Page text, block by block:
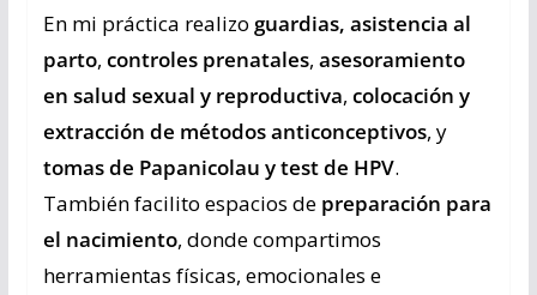
En mi práctica realizo guardias, asistencia al
parto, controles prenatales, asesoramiento
en salud sexual y reproductiva, colocación y
extracción de métodos anticonceptivos, y
tomas de Papanicolau y test de HPV.
También facilito espacios de preparación para
el nacimiento, donde compartimos
herramientas físicas, emocionales e